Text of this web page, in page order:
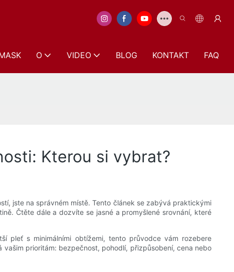
O VIDEO BLOG KONTAKT FAQ
Kterou si vybrat?
jste na správném místě. Tento článek se zabývá praktickými
Čtěte dále a dozvíte se jasné a promyšlené srovnání, které
pleť s minimálními obtížemi, tento průvodce vám rozebere
prioritám: bezpečnost, pohodlí, přizpůsobení, cena nebo